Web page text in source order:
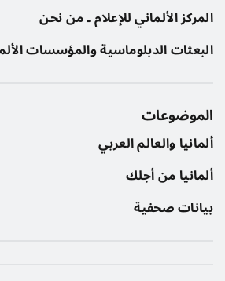
المركز الألماني للإعلام ـ من نحن
البعثات الدبلوماسية والمؤسسات
الموضوعات
ألمانيا والعالم العربي
ألمانيا من أجلك
بيانات صحفية